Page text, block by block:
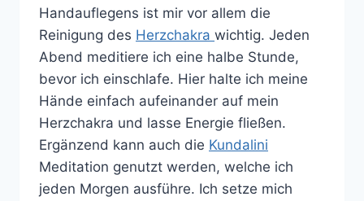
Handauflegens ist mir vor allem die
Reinigung des Herzchakra wichtig. Jeden
Abend meditiere ich eine halbe Stunde,
bevor ich einschlafe. Hier halte ich meine
Hände einfach aufeinander auf mein
Herzchakra und lasse Energie fließen.
Ergänzend kann auch die Kundalini
Meditation genutzt werden, welche ich
jeden Morgen ausführe. Ich setze mich